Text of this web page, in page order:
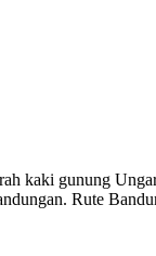
kaki gunung
Rute